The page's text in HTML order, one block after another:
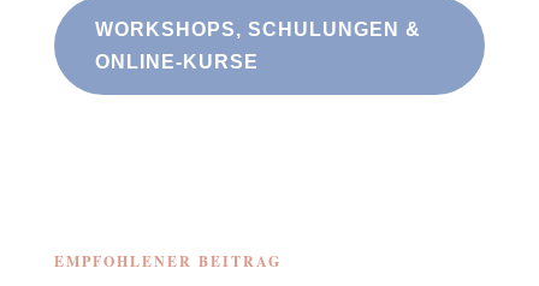
WORKSHOPS, SCHULUNGEN &
ONLINE-KURSE
EMPFOHLENER BEITRAG